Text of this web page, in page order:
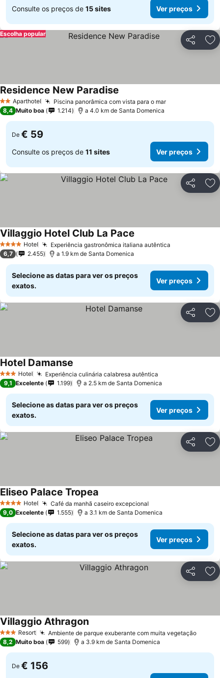
Consulte os preços de 15 sites Ver preços
Partilhar
Escolha popular
2 EstrelasAparthotel Piscina panorâmica com vista para o mar
Residence New Paradise
8,4 Muito boa 1.214 a 4.0 km de Santa Domenica
De € 59
Consulte os preços de 11 sites Ver preços
Partilhar
4 EstrelasHotel Experiência gastronômica italiana autêntica
Villaggio Hotel Club La Pace
6,7 2.455 a 1.9 km de Santa Domenica
Selecione as datas para ver os preços
exatos.
Ver preços
Partilhar
3 EstrelasHotel Experiência culinária calabresa autêntica
Hotel Damanse
9,1 Excelente 1.199 a 2.5 km de Santa Domenica
Selecione as datas para ver os preços
exatos.
Ver preços
Partilhar
4 EstrelasHotel Café da manhã caseiro excepcional
Eliseo Palace Tropea
9,0 Excelente 1.555 a 3.1 km de Santa Domenica
Selecione as datas para ver os preços
exatos.
Ver preços
Partilhar
3 EstrelasResort Ambiente de parque exuberante com muita vegetação
Villaggio Athragon
8,2 Muito boa 599 a 3.9 km de Santa Domenica
De € 156